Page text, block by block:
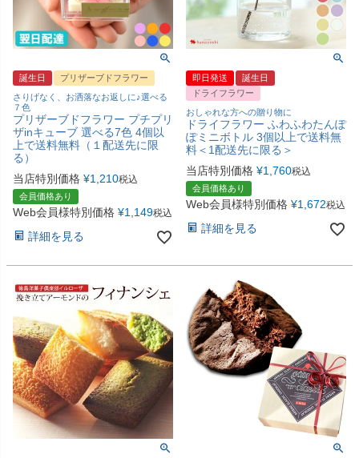
誕生日
プリザーブドフラワー
さりげなく、お洒落なお返しに♪選べる
７色
プリザーブドフラワー プチプリ
ザinキューブ 選べる7色 4個以
上で送料無料（１配送先に限
る）
当店特別価格 ¥1,210税込
会員価格あり
Web会員様特別価格 ¥1,149税込
詳細を見る
即日発送
誕生日
ドライフラワー
おしゃれな方への贈り物に
ドライフラワー ふわふわたんぽ
ぽミニボトル 3個以上で送料無
料＜1配送先に限る＞
当店特別価格 ¥1,760税込
会員価格あり
Web会員様特別価格 ¥1,672税込
詳細を見る